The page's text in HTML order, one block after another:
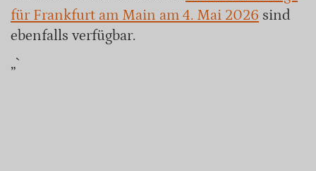
für Frankfurt am Main am 4. Mai 2026 sind
ebenfalls verfügbar.
„`